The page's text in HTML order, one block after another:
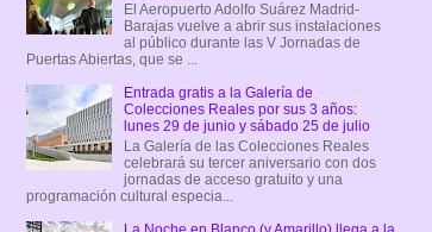
El Aeropuerto Adolfo Suárez Madrid-
Barajas vuelve a abrir sus instalaciones
al público durante las V Jornadas de
Puertas Abiertas, que se ...
Entrada gratis a la Galería de
Colecciones Reales por sus 3 años:
lunes 29 de junio y sábado 25 de julio
La Galería de las Colecciones Reales
celebrará su tercer aniversario con dos
jornadas de acceso gratuito y una
programación cultural especia...